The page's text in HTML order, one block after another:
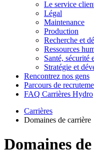
Le service
Légal
Maintenance
Production
Recherche et
Ressources
Santé, sécurité
Stratégie et
Rencontrez nos gens
Parcours de
FAQ Carrières Hydro
Carrières
Domaines de carrière
Domaines